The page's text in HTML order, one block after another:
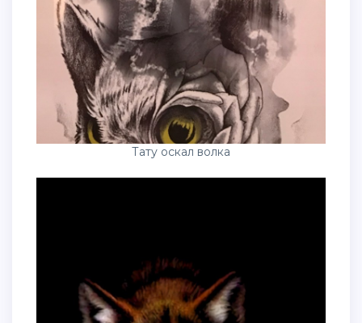
Тату оскал волка